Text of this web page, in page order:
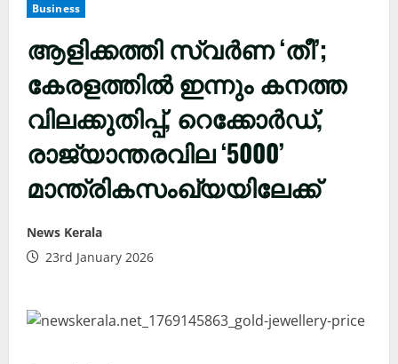
Business
ആളിക്കത്തി സ്വർണ ‘തീ’;
കേരളത്തിൽ ഇന്നും കനത്ത
വിലക്കുതിപ്പ്, റെക്കോർഡ്,
രാജ്യാന്തരവില ‘5000’
മാന്ത്രികസംഖ്യയിലേക്ക്
News Kerala
23rd January 2026